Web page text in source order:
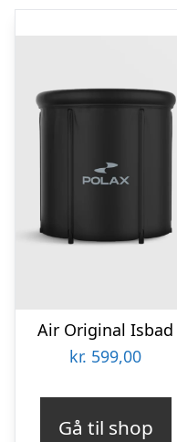
Air Original Isbad
kr. 599,00
Gå til shop